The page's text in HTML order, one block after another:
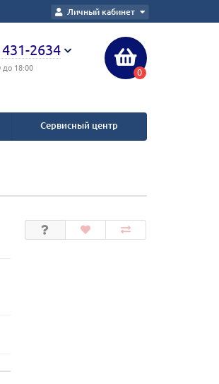
Личный кабинет
2634
до 18:00 0
Сервисный центр